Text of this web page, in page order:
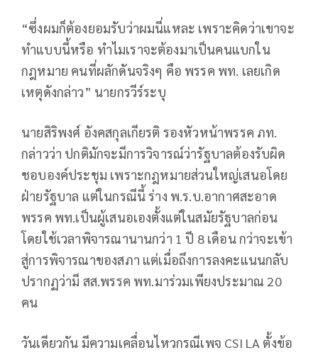
“ซึ่งผมก็ต้องยอมรับว่าผมนี่แหละ เพราะคิดว่าเขาจะ
ทำแบบนี้หรือ ทำไมเราจะต้องมาเป็นคนแบกใน
กฎหมาย คนที่ผลักดันจริงๆ คือ พรรค พท. เลยเกิด
เหตุดังกล่าว” นายกรวีร์ระบุ
นายสิริพงศ์ อังคสกุลเกียรติ รองหัวหน้าพรรค ภท.
กล่าวว่า ปกติมักจะมีการวิจารณ์ว่ารัฐบาลต้องรับผิด
ชอบองค์ประชุม เพราะกฎหมายส่วนใหญ่เสนอโดย
ฝ่ายรัฐบาล แต่ในกรณีนี้ ร่าง พ.ร.บ.อากาศสะอาด
พรรค พท.เป็นผู้เสนอเองตั้งแต่ในสมัยรัฐบาลก่อน
โดยใช้เวลาพิจารณานานกว่า 1 ปี 8 เดือน กว่าจะเข้า
สู่การพิจารณาของสภา แต่เมื่อถึงการลงคะแนนกลับ
ปรากฏว่ามี สส.พรรค พท.มาร่วมเพียงประมาณ 20
คน
วันเดียวกัน มีความเคลื่อนไหวกรณีเพจ CSI LA ตั้งข้อ